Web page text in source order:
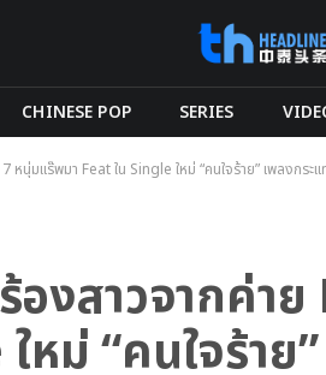
CHINESE POP SERIES
มแร๊พมา Feat ใน Single ใหม่ “คนใจร้าย” เพลงกระแ
งสาวจากค่า
ม่ “คนใจร้าย